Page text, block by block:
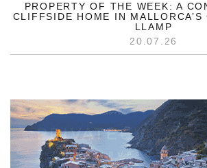
PROPERTY OF THE WEEK: A
CLIFFSIDE HOME IN MALLORCA’S
LLAMP
20.07.26